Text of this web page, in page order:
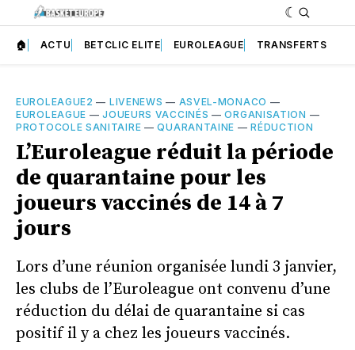
🏠 ACTU BETCLIC ELITE EUROLEAGUE TRANSFERTS
EUROLEAGUE2 — LIVENEWS — ASVEL-MONACO —
EUROLEAGUE —JOUEURS VACCINÉS —ORGANISATION —
PROTOCOLE SANITAIRE —QUARANTAINE —RÉDUCTION
L’Euroleague réduit la période
de quarantaine pour les
joueurs vaccinés de 14 à 7
jours
Lors d’une réunion organisée lundi 3 janvier,
les clubs de l’Euroleague ont convenu d’une
réduction du délai de quarantaine si cas
positif il y a chez les joueurs vaccinés.